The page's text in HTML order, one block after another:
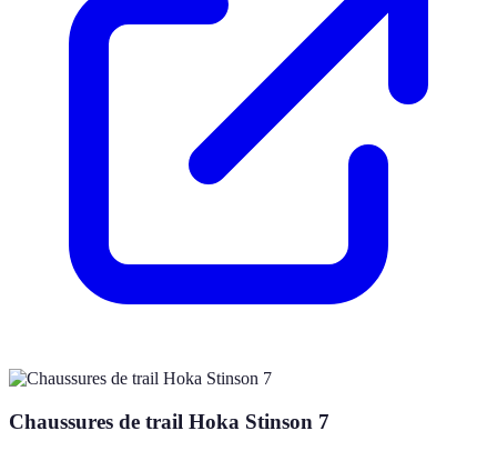
Chaussures de trail Hoka Stinson 7